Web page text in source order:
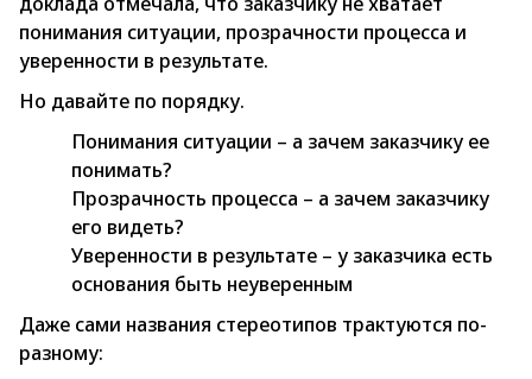
понимания ситуации, прозрачности процесса и
уверенности в результате.
Но давайте по порядку.
Понимания ситуации – а зачем заказчику ее
понимать?
Прозрачность процесса – а зачем заказчику
его видеть?
Уверенности в результате – у заказчика есть
основания быть неуверенным
Даже сами названия стереотипов трактуются по-
разному: